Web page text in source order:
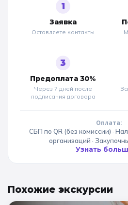
1
Заявка
Оставляете контакты
3
Предоплата 30%
Через 7 дней после
подписания договора
Оплата:
СБП по QR (без комиссии) ·
организаций ·
Узнать
Похожие экскурсии